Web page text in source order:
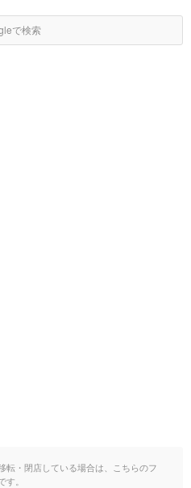
で検索
転・閉店している場合は、こちらのフ
。